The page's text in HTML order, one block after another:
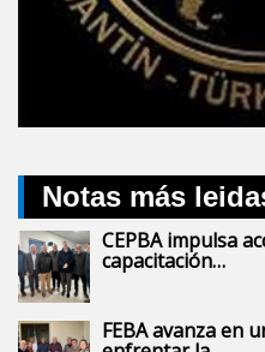
Notas más
CEPBA impulsa
capacitación…
FEBA avanza en